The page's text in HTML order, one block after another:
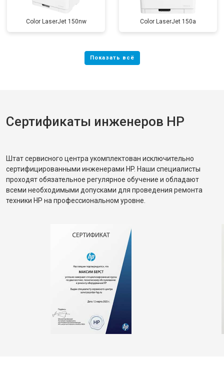
Color LaserJet 150nw Color LaserJet 150a
Сертификаты инженеров HP
Штат сервисного центра укомплектован исключительно
сертифицированными инженерами HP. Наши специалисты
проходят обязательное регулярное обучение и обладают
всеми необходимыми допусками для проведения ремонта
техники HP на профессиональном уровне.